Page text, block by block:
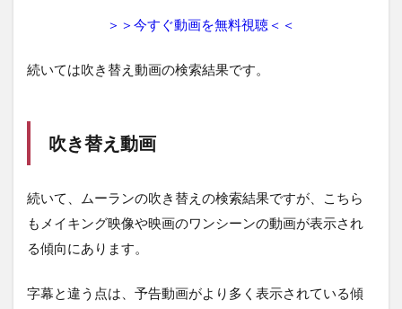
＞＞今すぐ動画を無料視聴＜＜
続いては吹き替え動画の検索結果です。
吹き替え動画
続いて、ムーランの吹き替えの検索結果ですが、こちら
もメイキング映像や映画のワンシーンの動画が表示され
る傾向にあります。
字幕と違う点は、予告動画がより多く表示されている傾